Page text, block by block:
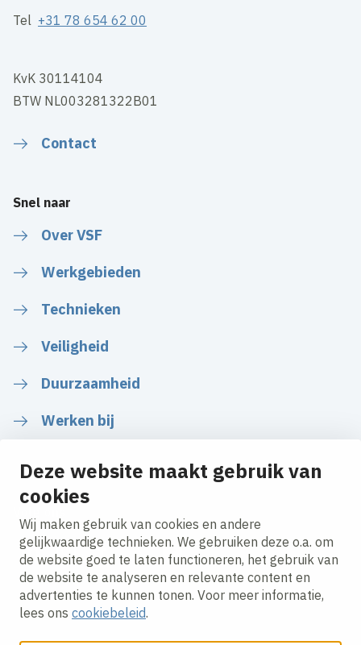
Deze website maakt gebruik van
cookies
Wij maken gebruik van cookies en andere
gelijkwaardige technieken. We gebruiken deze o.a. om
de website goed te laten functioneren, het gebruik van
de website te analyseren en relevante content en
advertenties te kunnen tonen. Voor meer informatie,
lees ons cookiebeleid.
Tel +31 78 654 62 00
KvK 30114104
BTW NL003281322B01
Contact
Snel naar
Over VSF
Werkgebieden
Technieken
Veiligheid
Duurzaamheid
Werken bij
LinkedInInstagramFacebookTwitterYouTube